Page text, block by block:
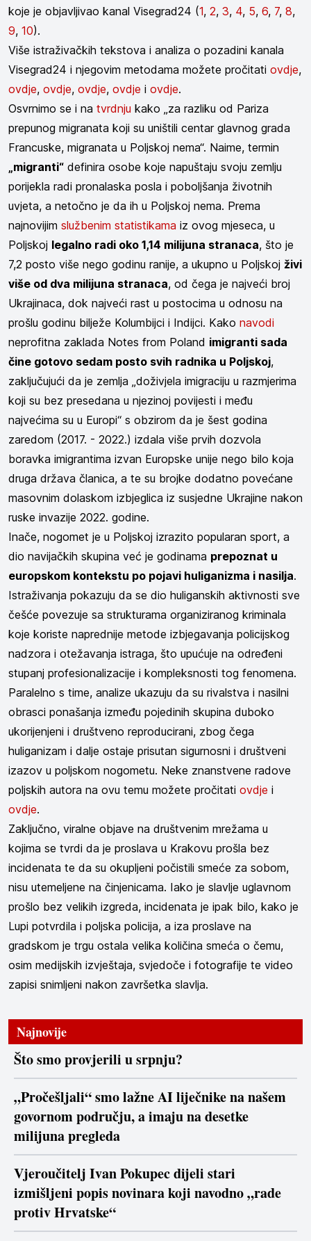
koje je objavljivao kanal Visegrad24 (1, 2, 3, 4, 5, 6, 7, 8,
9, 10).
Više istraživačkih tekstova i analiza o pozadini kanala
Visegrad24 i njegovim metodama možete pročitati ovdje,
ovdje, ovdje, ovdje, ovdje i ovdje.
Osvrnimo se i na tvrdnju kako „za razliku od Pariza
prepunog migranata koji su uništili centar glavnog grada
Francuske, migranata u Poljskoj nema“. Naime, termin
„migranti“ definira osobe koje napuštaju svoju zemlju
porijekla radi pronalaska posla i poboljšanja životnih
uvjeta, a netočno je da ih u Poljskoj nema. Prema
najnovijim službenim statistikama iz ovog mjeseca, u
Poljskoj legalno radi oko 1,14 milijuna stranaca, što je
7,2 posto više nego godinu ranije, a ukupno u Poljskoj živi
više od dva milijuna stranaca, od čega je najveći broj
Ukrajinaca, dok najveći rast u postocima u odnosu na
prošlu godinu bilježe Kolumbijci i Indijci. Kako navodi
neprofitna zaklada Notes from Poland imigranti sada
čine gotovo sedam posto svih radnika u Poljskoj,
zaključujući da je zemlja „doživjela imigraciju u razmjerima
koji su bez presedana u njezinoj povijesti i među
najvećima su u Europi“ s obzirom da je šest godina
zaredom (2017. - 2022.) izdala više prvih dozvola
boravka imigrantima izvan Europske unije nego bilo koja
druga država članica, a te su brojke dodatno povećane
masovnim dolaskom izbjeglica iz susjedne Ukrajine nakon
ruske invazije 2022. godine.
Inače, nogomet je u Poljskoj izrazito popularan sport, a
dio navijačkih skupina već je godinama prepoznat u
europskom kontekstu po pojavi huliganizma i nasilja.
Istraživanja pokazuju da se dio huliganskih aktivnosti sve
češće povezuje sa strukturama organiziranog kriminala
koje koriste naprednije metode izbjegavanja policijskog
nadzora i otežavanja istraga, što upućuje na određeni
stupanj profesionalizacije i kompleksnosti tog fenomena.
Paralelno s time, analize ukazuju da su rivalstva i nasilni
obrasci ponašanja između pojedinih skupina duboko
ukorijenjeni i društveno reproducirani, zbog čega
huliganizam i dalje ostaje prisutan sigurnosni i društveni
izazov u poljskom nogometu. Neke znanstvene radove
poljskih autora na ovu temu možete pročitati ovdje i
ovdje.
Zaključno, viralne objave na društvenim mrežama u
kojima se tvrdi da je proslava u Krakovu prošla bez
incidenata te da su okupljeni počistili smeće za sobom,
nisu utemeljene na činjenicama. Iako je slavlje uglavnom
prošlo bez velikih izgreda, incidenata je ipak bilo, kako je
Lupi potvrdila i poljska policija, a iza proslave na
gradskom je trgu ostala velika količina smeća o čemu,
osim medijskih izvještaja, svjedoče i fotografije te video
zapisi snimljeni nakon završetka slavlja.
Najnovije
Što smo provjerili u srpnju?
„Pročešljali“ smo lažne AI liječnike na našem
govornom području, a imaju na desetke
milijuna pregleda
Vjeroučitelj Ivan Pokupec dijeli stari
izmišljeni popis novinara koji navodno „rade
protiv Hrvatske“